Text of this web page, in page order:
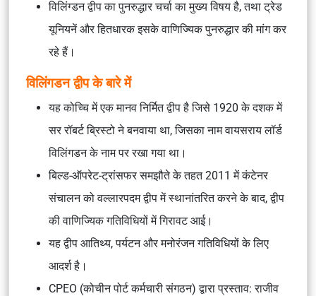
विलिंग्डन द्वीप का पुनरुद्धार चर्चा का मुख्य विषय है, तथा ट्रेड
यूनियनें और हितधारक इसके वाणिज्यिक पुनरुद्धार की मांग कर
रहे हैं।
विलिंगडन द्वीप के बारे में
यह कोच्चि में एक मानव निर्मित द्वीप है जिसे 1920 के दशक में
सर रॉबर्ट ब्रिस्टो ने बनवाया था, जिसका नाम वायसराय लॉर्ड
विलिंगडन के नाम पर रखा गया था।
बिल्ड-ऑपरेट-ट्रांसफर समझौते के तहत 2011 में कंटेनर
संचालन को वल्लारपदम द्वीप में स्थानांतरित करने के बाद, द्वीप
की वाणिज्यिक गतिविधियों में गिरावट आई।
यह द्वीप आतिथ्य, पर्यटन और मनोरंजन गतिविधियों के लिए
आदर्श है।
CPEO (कोचीन पोर्ट कर्मचारी संगठन) द्वारा प्रस्ताव: राजीव